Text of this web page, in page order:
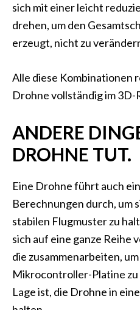
sich mit einer leicht
drehen, um den
erzeugt, nicht zu
Alle diese Kombinationen
Drohne vollständig im 3D-
ANDERE
DROHNE TUT.
Eine Drohne führt auch
Berechnungen durch, um
stabilen Flugmuster zu
sich auf eine ganze Reihe
die zusammenarbeiten,
Mikrocontroller-Platine zu
Lage ist, die Drohne in